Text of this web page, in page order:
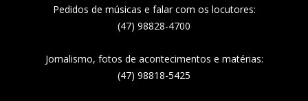
Pedidos de músicas e falar com os locutores:
(47) 98828-4700
Jornalismo, fotos de acontecimentos e matérias:
(47) 98818-5425